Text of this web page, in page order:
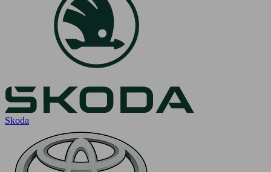
Skoda